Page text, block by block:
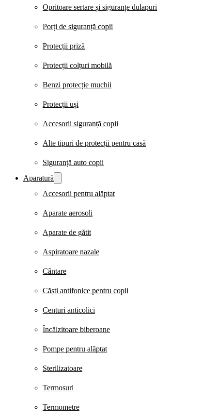
Opritoare sertare și siguranțe dulapuri
Porți de siguranță copii
Protecții priză
Protecții colțuri mobilă
Benzi protecție muchii
Protecții uși
Accesorii siguranță copii
Alte tipuri de protecții pentru casă
Siguranță auto copii
Aparatură
Accesorii pentru alăptat
Aparate aerosoli
Aparate de gătit
Aspiratoare nazale
Cântare
Căști antifonice pentru copii
Centuri anticolici
Încălzitoare biberoane
Pompe pentru alăptat
Sterilizatoare
Termosuri
Termometre